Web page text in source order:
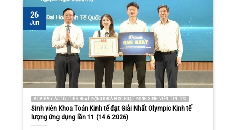
ACADEMY ACTIVITIES HOẠT ĐỘNG KHOA HỌC HOẠT ĐỘNG SINH VIÊN TIN TỨC
Sinh viên Khoa Toán Kinh tế đạt Giải Nhất Olympic Kinh tế
lượng ứng dụng lần 11 (14.6.2026)
26
Jun